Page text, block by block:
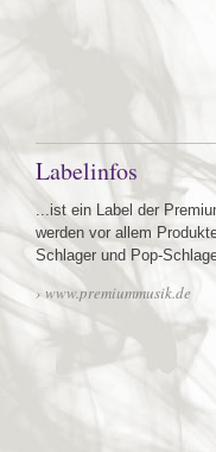
Labelinfos
...ist ein Label der
werden vor allem
Schlager und Pop-
› www.premiummusik.de